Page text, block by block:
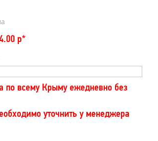
р*
по всему Крыму ежедневно без
уточнить у менеджера